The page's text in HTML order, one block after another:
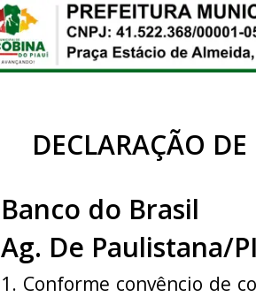
DECLARAÇÃO
Banco do Brasil
Ag. De Paulistana/
1. Conforme convêncio de